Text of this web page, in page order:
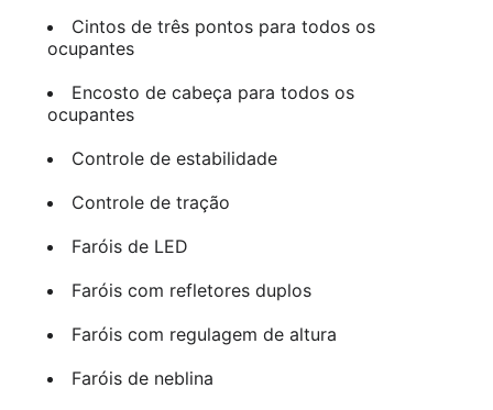
Cintos de três pontos para todos os
ocupantes
Encosto de cabeça para todos os
ocupantes
Controle de estabilidade
Controle de tração
Faróis de LED
Faróis com refletores duplos
Faróis com regulagem de altura
Faróis de neblina